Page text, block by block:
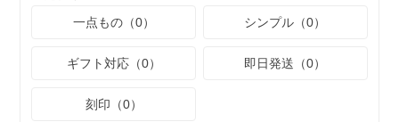
一点もの（0）
シンプル（0）
ギフト対応（0） 即日発送（0）
刻印（0）